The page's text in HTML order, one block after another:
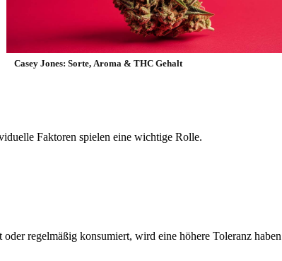
Casey Jones: Sorte, Aroma & THC Gehalt
Faktoren spielen eine wichtige Rolle.
regelmäßig konsumiert, wird eine höhere Toleranz haben